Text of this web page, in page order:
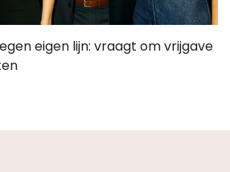
eigen lijn: vraagt om vrijgave